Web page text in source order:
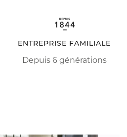
ENTREPRISE FAMILIALE
Depuis 6 générations